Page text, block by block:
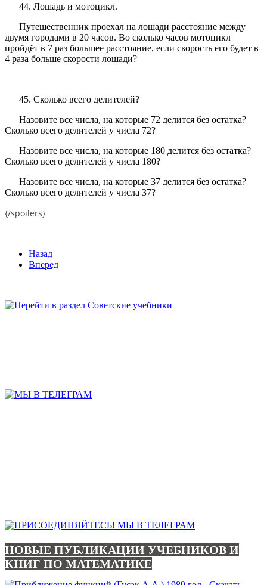
44. Лошадь и мотоцикл.
Путешественник проехал на лошади расстояние между
двумя городами в 20 часов. Во сколько часов мотоцикл
пройдёт в 7 раз большее расстояние, если скорость его будет в
4 раза больше скорости лошади?
45. Сколько всего делителей?
Назовите все числа, на которые 72 делится без остатка?
Сколько всего делителей у числа 72?
Назовите все числа, на которые 180 делится без остатка?
Сколько всего делителей у числа 180?
Назовите все числа, на которые 37 делится без остатка?
Сколько всего делителей у числа 37?
{/spoilers}
Назад
Вперед
НОВЫЕ ПУБЛИКАЦИИ УЧЕБНИКОВ И
КНИГ ПО МАТЕМАТИКЕ